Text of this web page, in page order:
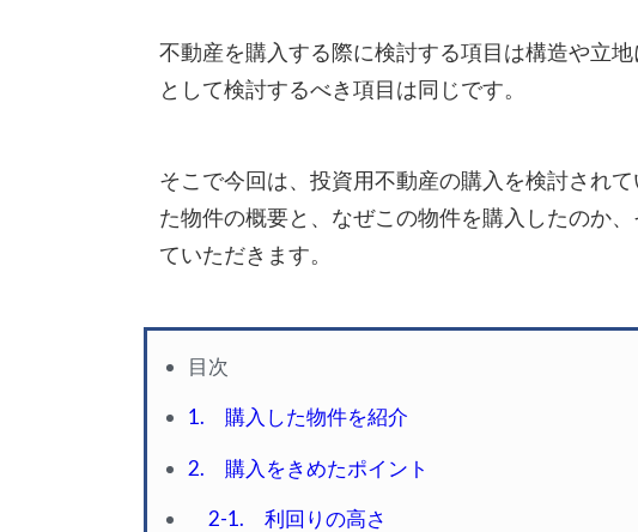
不動産を購入する際に検討する項目は構造や立
として検討するべき項目は同じです。
そこで今回は、投資用不動産の購入を検討され
た物件の概要と、なぜこの物件を購入したのか
ていただきます。
目次
1. 購入した物件を紹介
2. 購入をきめたポイント
2-1. 利回りの高さ